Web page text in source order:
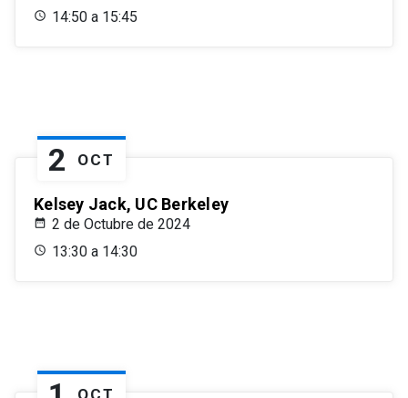
14:50 a 15:45
2 OCT
Kelsey Jack, UC Berkeley
2 de Octubre de 2024
13:30 a 14:30